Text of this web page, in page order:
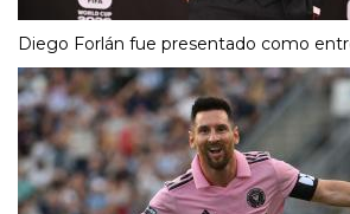
Diego Forlán fue presentado como